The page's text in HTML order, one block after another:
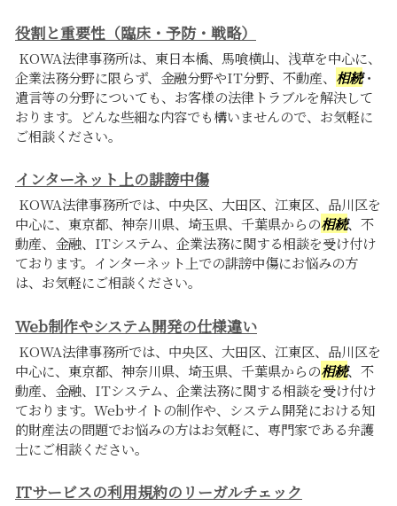
役割と重要性（臨床・予防・戦略）
KOWA法律事務所は、東日本橋、馬喰横山、浅草を中心に、
企業法務分野に限らず、金融分野やIT分野、不動産、 相続・
遺言等の分野についても、お客様の法律トラブルを解決して
おります。どんな些細な内容でも構いませんので、お気軽に
ご相談ください。
インターネット上の誹謗中傷
KOWA法律事務所では、中央区、大田区、江東区、品川区を
中心に、東京都、神奈川県、埼玉県、千葉県からの相続、不
動産、金融、ITシステム、企業法務に関する相談を受け付け
ております。インターネット上での誹謗中傷にお悩みの方
は、お気軽にご相談ください。
Web制作やシステム開発の仕様違い
KOWA法律事務所では、中央区、大田区、江東区、品川区を
中心に、東京都、神奈川県、埼玉県、千葉県からの相続、不
動産、金融、ITシステム、企業法務に関する相談を受け付け
ております。Webサイトの制作や、システム開発における知
的財産法の問題でお悩みの方はお気軽に、専門家である弁護
士にご相談ください。
ITサービスの利用規約のリーガルチェック